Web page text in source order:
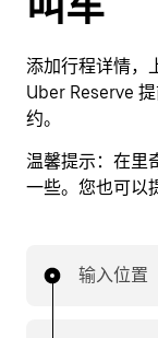
添加行程详情，
Uber Reserve
约。
温馨提示： 在里
一些。您也可以
输入位置